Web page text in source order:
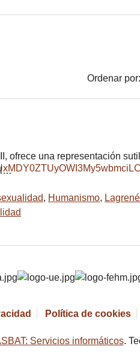
Ordenar por:
ofrece una representación
, Humanismo,
Política de cookies
Servicios informáticos.